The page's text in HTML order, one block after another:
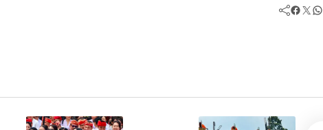
Facebook Twitter WhatsApp